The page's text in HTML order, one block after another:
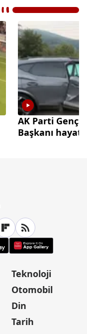
AK Parti
Başkanı
Teknoloji
Otomobil
Din
Tarih